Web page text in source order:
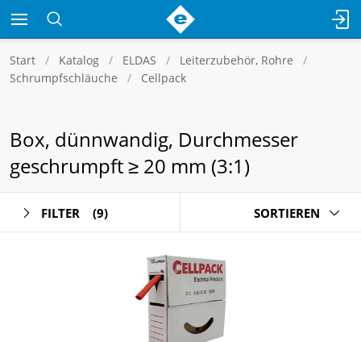
Start Katalog ELDAS
Leiterzubehör, Rohre
Schrumpfschläuche
Cellpack
Box, dünnwandig, Durchmesser
geschrumpft ≥ 20 mm (3:1)
FILTER (9) SORTIEREN